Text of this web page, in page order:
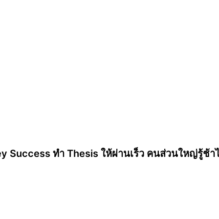
Success ทำ Thesis ให้ผ่านเร็ว คนส่วนใหญ่รู้ช้าไ